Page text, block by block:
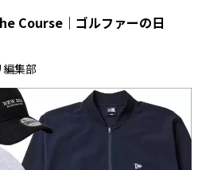
Course｜ゴルファーの日
集部